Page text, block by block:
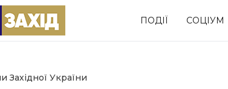
ПОДІЇ СОЦІУМ
Здоров’я
Західної України